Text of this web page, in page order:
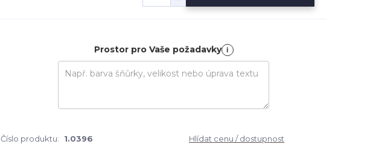
Prostor pro Vaše požadavky i
Číslo produktu: 1.0396 Hlídat cenu / dostupnost